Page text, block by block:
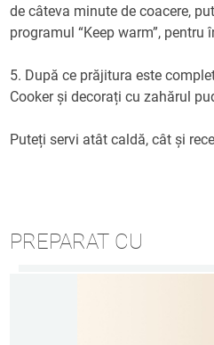
de câteva minute de coacere,
programul “Keep warm”, pentru
5. După ce prăjitura este
Cooker și decorați cu zahărul
Puteți servi atât caldă, cât și
PREPARAT CU